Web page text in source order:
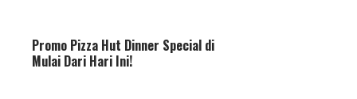
Promo Pizza Hut Dinner Special di
Mulai Dari Hari Ini!